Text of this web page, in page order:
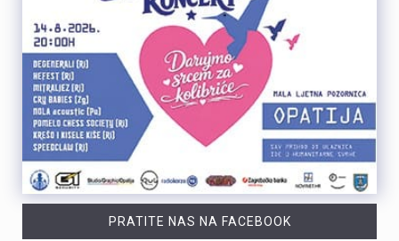
PRATITE NAS NA FACEBOOK